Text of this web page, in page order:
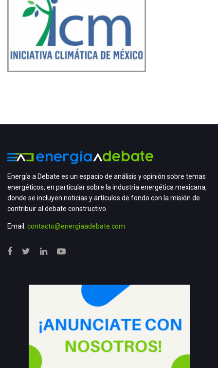
Energía a Debate es un espacio de análisis y opinión sobre temas
energéticos, en particular sobre la industria energética mexicana,
donde se incluyen noticias y artículos de fondo con la misión de
contribuir al debate constructivo.
Email: contacto@energiaadebate.com